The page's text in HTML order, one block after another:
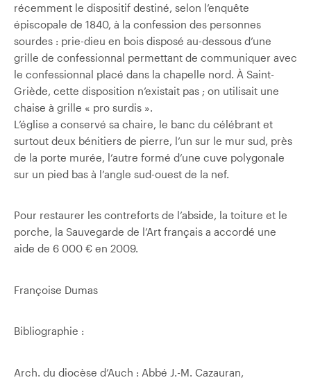
récemment le dispositif destiné, selon l’enquête
épiscopale de 1840, à la confession des personnes
sourdes : prie-dieu en bois disposé au-dessous d’une
grille de confessionnal permettant de communiquer avec
le confessionnal placé dans la chapelle nord. À Saint-
Griède, cette disposition n’existait pas ; on utilisait une
chaise à grille « pro surdis ».
L’église a conservé sa chaire, le banc du célébrant et
surtout deux bénitiers de pierre, l’un sur le mur sud, près
de la porte murée, l’autre formé d’une cuve polygonale
sur un pied bas à l’angle sud-ouest de la nef.
Pour restaurer les contreforts de l’abside, la toiture et le
porche, la Sauvegarde de l’Art français a accordé une
aide de 6 000 € en 2009.
Françoise Dumas
Bibliographie :
Arch. du diocèse d’Auch : Abbé J.-M. Cazauran,